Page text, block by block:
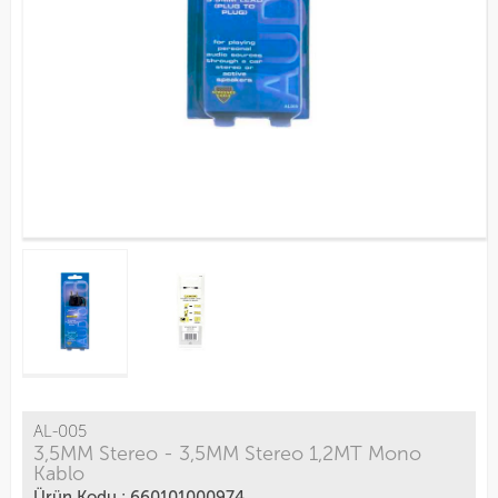
AL-005
3,5MM Stereo - 3,5MM Stereo 1,2MT Mono
Kablo